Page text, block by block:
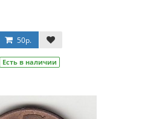
50р.
Есть в наличии